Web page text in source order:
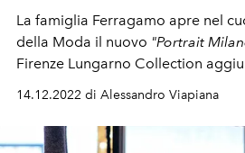
La famiglia Ferragamo apre nel
della Moda il nuovo "Portrait
Firenze Lungarno Collection
suoi experience hotel, con lo
che fu sede del Seminario
14.12.2022 di Alessandro Viapiana